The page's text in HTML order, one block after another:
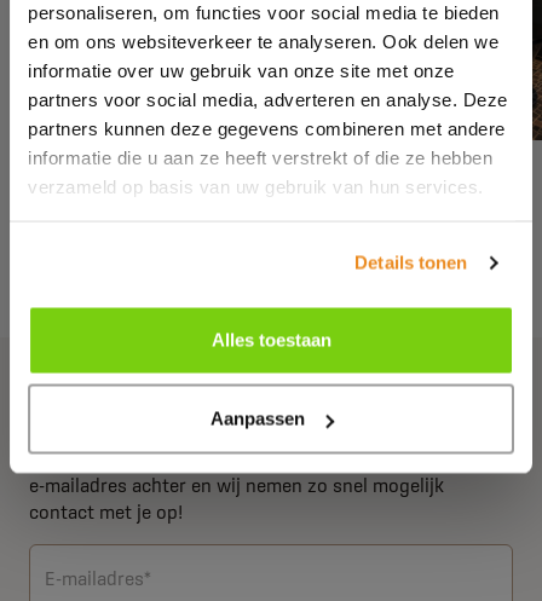
personaliseren, om functies voor social media te bieden
en om ons websiteverkeer te analyseren. Ook delen we
informatie over uw gebruik van onze site met onze
partners voor social media, adverteren en analyse. Deze
partners kunnen deze gegevens combineren met andere
informatie die u aan ze heeft verstrekt of die ze hebben
verzameld op basis van uw gebruik van hun services.
Details tonen
Alles toestaan
Aanpassen
Meer informatie
Wil jij weten wat wij voor jou kunnen betekenen? Laat je
e-mailadres achter en wij nemen zo snel mogelijk
contact met je op!
E-mailadres*